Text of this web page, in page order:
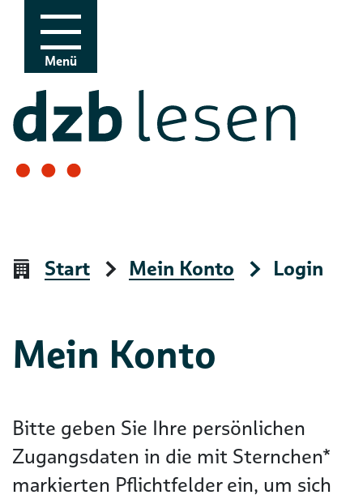
Zur Navigation
Zum Inhalt
Menü
Start Mein Konto Login
Mein Konto
Bitte geben Sie Ihre persönlichen
Zugangsdaten in die mit Sternchen*
markierten Pflichtfelder ein, um sich